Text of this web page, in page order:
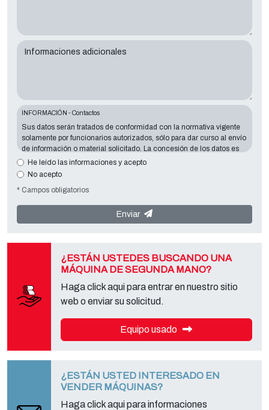
Informaciones adicionales
INFORMACIÓN - Contactos
Sus datos serán tratados de conformidad con la normativa vigente
solamente por funcionarios autorizados, sólo para dar curso al envío
de información o material solicitado. La concesión de los datos es
esencial en relación con la finalidad expuesta; los datos que faltan
harán imposible contactar con usted y satisfacer sus peticiones. El
Via A. Dominutti, 6 37135 (VR) Italy
con el "Servicio de Privacy " en la parte Controller de datos para
ejercer todos los derechos previstos y para obtener la información
He leído las informaciones y acepto
No acepto
* Campos obligatorios
Enviar
¿ESTÁN USTEDES BUSCANDO UNA
MÁQUINA DE SEGUNDA MANO?
Haga click aqui para entrar en nuestro sitio
web o enviar su solicitud.
Equipo usado
¿ESTÁN USTED INTERESADO EN
VENDER MÁQUINAS?
Haga click aqui para informaciones